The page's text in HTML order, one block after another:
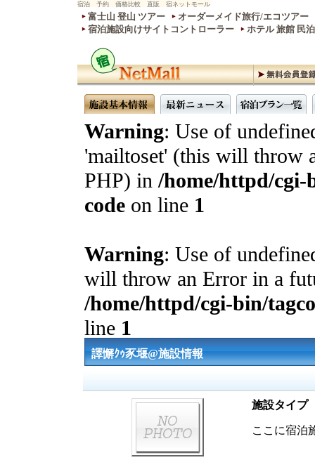
宿泊 予約 価格比較 直販 宿ネットモール
富士山 登山 ツアー
オーダーメイド旅行/エコツアー
宿泊施設向けサイトコントローラー
ホテル 旅館 民
Warning: Use of
'mailtoset' (this will throw
PHP) in/home/httpd/cgi-
code on line 1
Warning: Use of
will throw an Error in a
/home/httpd/cgi-bin/
line 1
譯懈ｸｩ豕堰@施設情報
施設タイプ
ここに宿泊